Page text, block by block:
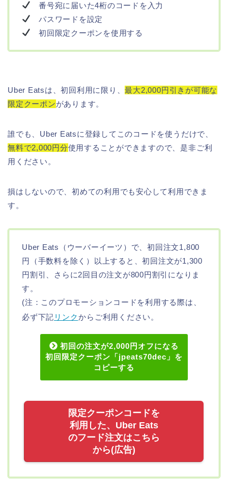
番号宛に届いた4桁のコードを入力
パスワードを設定
初回限定クーポンを使用する
Uber Eatsは、初回利用に限り、最大2,000円引きが可能な
限定クーポンがあります。
誰でも、Uber Eatsに登録してこのコードを使うだけで、
無料で2,000円分使用することができますので、是非ご利
用ください。
損はしないので、初めての利用でも安心して利用できま
す。
Uber Eats（ウーバーイーツ）で、初回注文1,800
円（手数料を除く）以上すると、初回注文が1,300
円割引、さらに2回目の注文が800円割引になりま
す。
(注：このプロモーションコードを利用する際は、
必ず下記 リンクからご利用ください。
初回の注文が2,000円オフになる
初回限定クーポン「jpeats70dec」を
コピーする
限定クーポンコードを
利用した、Uber Eats
のフード注文はこちら
から(広告)